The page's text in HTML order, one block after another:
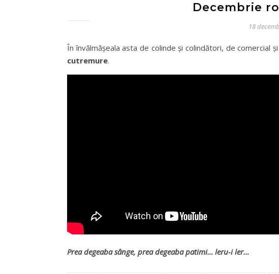
Decembrie
18
În învălmăşeala asta de colinde şi colindători, de comercial
cutremure.
Prea degeaba sânge, prea degeaba patimi… leru-i ler…